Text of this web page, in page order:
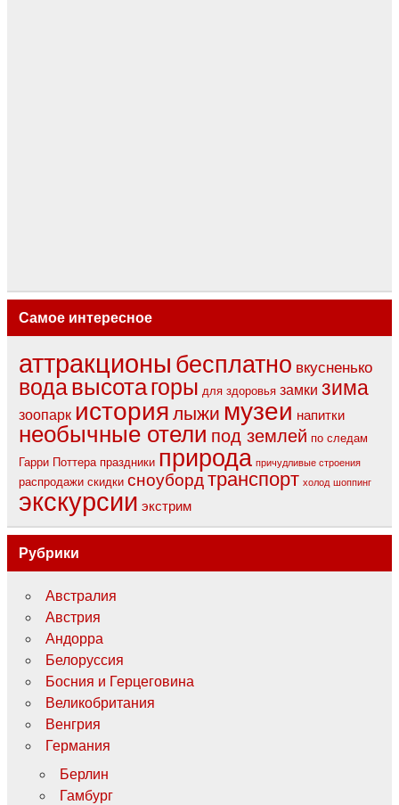
Самое интересное
аттракционы бесплатно вкусненько
водавысотагоры для здоровья замки зима
зоопарк история лыжи музеи напитки
необычные отели под землей по следам
Гарри Поттера праздники природа причудливые строения
распродажи скидки сноуборд транспорт холод шоппинг
экскурсии экстрим
Рубрики
Австралия
Австрия
Андорра
Белоруссия
Босния и Герцеговина
Великобритания
Венгрия
Германия
Берлин
Гамбург